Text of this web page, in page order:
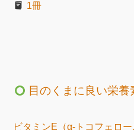
1冊
目のくまに良い栄